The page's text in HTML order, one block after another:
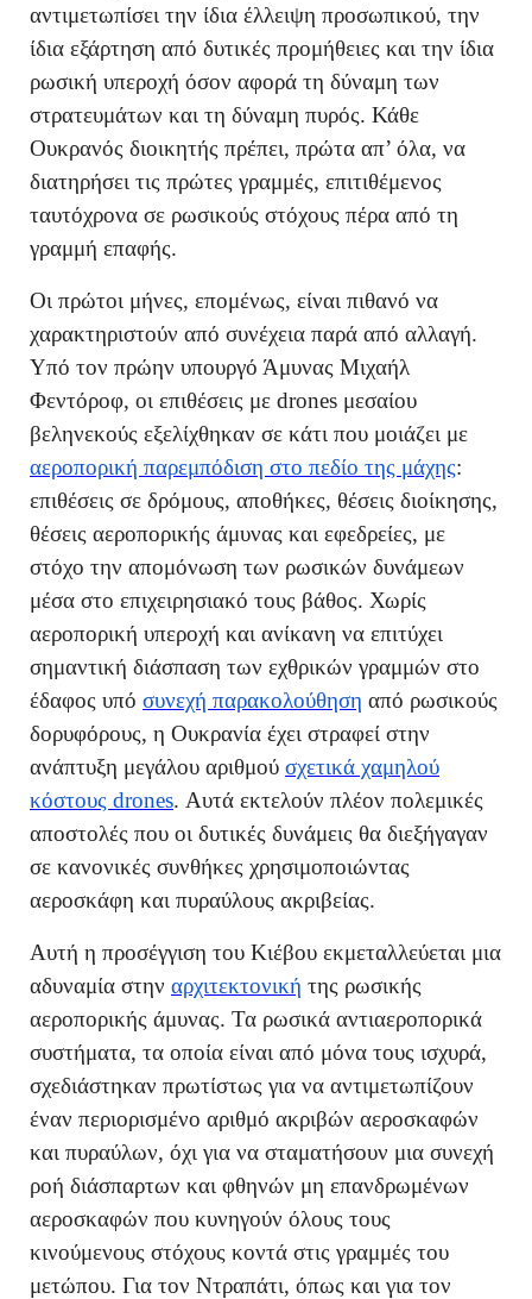
αντιμετωπίσει την ίδια έλλειψη προσωπικού, την
ίδια εξάρτηση από δυτικές προμήθειες και την ίδια
ρωσική υπεροχή όσον αφορά τη δύναμη των
στρατευμάτων και τη δύναμη πυρός. Κάθε
Ουκρανός διοικητής πρέπει, πρώτα απ’ όλα, να
διατηρήσει τις πρώτες γραμμές, επιτιθέμενος
ταυτόχρονα σε ρωσικούς στόχους πέρα από τη
γραμμή επαφής.
Οι πρώτοι μήνες, επομένως, είναι πιθανό να
χαρακτηριστούν από συνέχεια παρά από αλλαγή.
Υπό τον πρώην υπουργό Άμυνας Μιχαήλ
Φεντόροφ, οι επιθέσεις με drones μεσαίου
βεληνεκούς εξελίχθηκαν σε κάτι που μοιάζει με
αεροπορική παρεμπόδιση στο πεδίο της μάχης:
επιθέσεις σε δρόμους, αποθήκες, θέσεις διοίκησης,
θέσεις αεροπορικής άμυνας και εφεδρείες, με
στόχο την απομόνωση των ρωσικών δυνάμεων
μέσα στο επιχειρησιακό τους βάθος. Χωρίς
αεροπορική υπεροχή και ανίκανη να επιτύχει
σημαντική διάσπαση των εχθρικών γραμμών στο
έδαφος υπό συνεχή παρακολούθηση από ρωσικούς
δορυφόρους, η Ουκρανία έχει στραφεί στην
ανάπτυξη μεγάλου αριθμού σχετικά χαμηλού
κόστους drones. Αυτά εκτελούν πλέον πολεμικές
αποστολές που οι δυτικές δυνάμεις θα διεξήγαγαν
σε κανονικές συνθήκες χρησιμοποιώντας
αεροσκάφη και πυραύλους ακριβείας.
Αυτή η προσέγγιση του Κιέβου εκμεταλλεύεται μια
αδυναμία στην αρχιτεκτονική της ρωσικής
αεροπορικής άμυνας. Τα ρωσικά αντιαεροπορικά
συστήματα, τα οποία είναι από μόνα τους ισχυρά,
σχεδιάστηκαν πρωτίστως για να αντιμετωπίζουν
έναν περιορισμένο αριθμό ακριβών αεροσκαφών
και πυραύλων, όχι για να σταματήσουν μια συνεχή
ροή διάσπαρτων και φθηνών μη επανδρωμένων
αεροσκαφών που κυνηγούν όλους τους
κινούμενους στόχους κοντά στις γραμμές του
μετώπου. Για τον Ντραπάτι, όπως και για τον